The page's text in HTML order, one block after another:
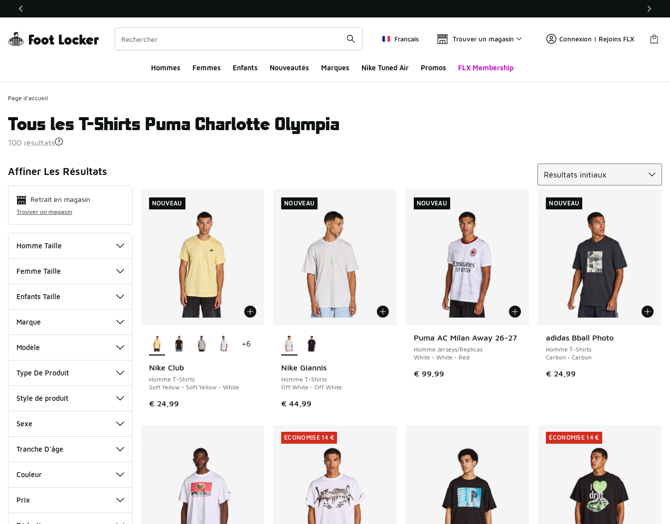
Ce lien ouvrira une nouvelle fenêtre
Français Trouver un magasin Connexion | Rejoins FLX
Hommes​ Femmes Enfants Nouveautés Marques Nike Tuned Air Promos FLX Membership
Page d'accueil
Tous les T-Shirts Puma Charlotte Olympia
100 résultats
Affiner Les Résultats
Retrait en magasin
Trouver un magasin
Homme Taille
Femme Taille
Enfants Taille
Marque
Modèle
Type De Produit
Style de produit
Sexe
Tranche D'âge
Couleur
Prix
Résultats initiaux
Nike Club
Homme T-Shirts
Soft Yellow - Soft Yellow - White
€ 24,99
NOUVEAU
+6
NOUVEAU
Nike Giannis
Homme T-Shirts
Off White - Off White
€ 44,99
NOUVEAU
NOUVEAU
Puma AC Milan Away 26-27
Homme Jerseys/Replicas
White - White - Red
€ 99,99
NOUVEAU
NOUVEAU
adidas Bball Photo
Homme T-Shirts
Carbon - Carbon
€ 24,99
NOUVEAU
NOUVEAU
ÉCONOMISE 14 € ÉCONOMISE 14 €